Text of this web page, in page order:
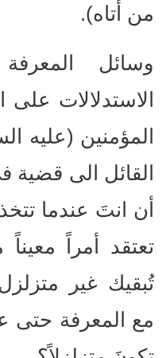
من أتاه).
وسائل
الاستدلالات على
المؤمنين (عليه
القائل الى قضية
أن انتَ عندما
تعتقد أمراً
تُبقيك غير
مع المعرفة حتى